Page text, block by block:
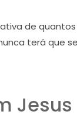
de
terá que
Jesus